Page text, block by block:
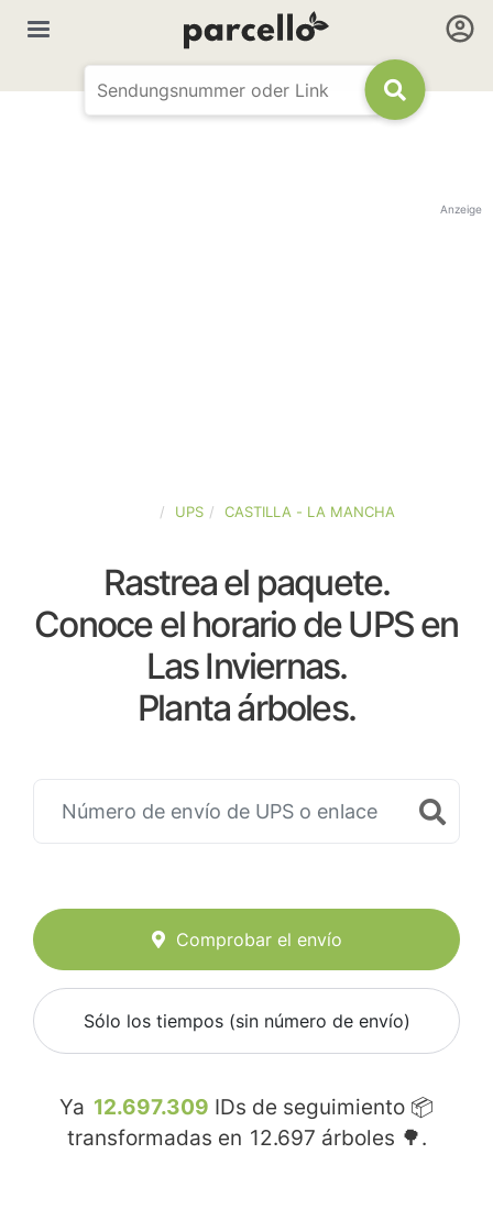
Anzeige
UPS CASTILLA - LA MANCHA
Rastrea el paquete.
Conoce el horario de UPS en
Las Inviernas.
Planta árboles.
Comprobar el envío
Sólo los tiempos (sin número de envío)
Ya 12.697.309 IDs de seguimiento 📦
transformadas en 12.697 árboles 🌳.